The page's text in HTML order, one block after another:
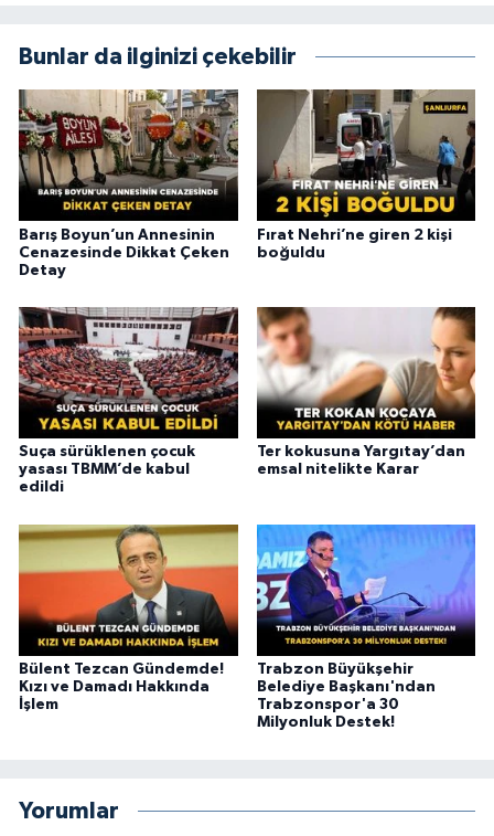
Bunlar da ilginizi çekebilir
Barış Boyun’un Annesinin
Cenazesinde Dikkat Çeken
Detay
Fırat Nehri’ne giren 2 kişi
boğuldu
Suça sürüklenen çocuk
yasası TBMM’de kabul
edildi
Ter kokusuna Yargıtay’dan
emsal nitelikte Karar
Bülent Tezcan Gündemde!
Kızı ve Damadı Hakkında
İşlem
Trabzon Büyükşehir
Belediye Başkanı'ndan
Trabzonspor'a 30
Milyonluk Destek!
Yorumlar